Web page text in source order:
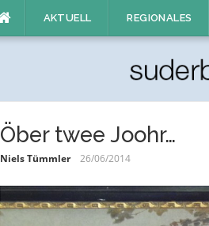
AKTUELL REGIONALES
Öber twee Joohr…
Niels Tümmler 26/06/2014